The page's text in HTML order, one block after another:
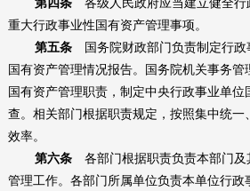
第四条
各级人民政府应当建立健全
重大行政事业性国有资产管理事项。
第五条
国务院财政部门负责制定行
国有资产管理情况报告。国务院机关事务
国有资产管理职责，制定中央行政事业单
查。相关部门根据职责规定，按照集中统
效率。
第六条
各部门根据职责负责本部门
管理工作。各部门所属单位负责本单位行政